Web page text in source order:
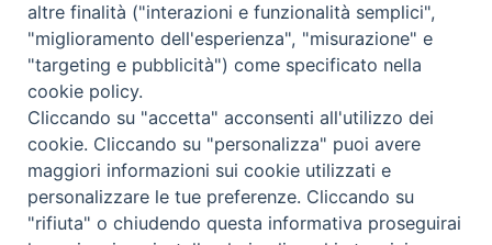
Dove siamo
contatti
Area riservata
altre finalità ("interazioni e funzionalità semplici",
"miglioramento dell'esperienza", "misurazione" e
"targeting e pubblicità") come specificato nella
cookie policy.
Cliccando su "accetta" acconsenti all'utilizzo dei
cookie. Cliccando su "personalizza" puoi avere
maggiori informazioni sui cookie utilizzati e
personalizzare le tue preferenze. Cliccando su
"rifiuta" o chiudendo questa informativa proseguirai